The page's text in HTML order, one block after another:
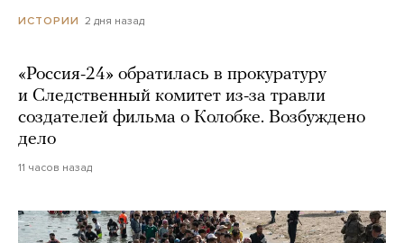
ИСТОРИИ 2 дня назад
«Россия-24» обратилась в прокуратуру
и Следственный комитет из-за травли
создателей фильма о Колобке. Возбуждено
дело
11 часов назад